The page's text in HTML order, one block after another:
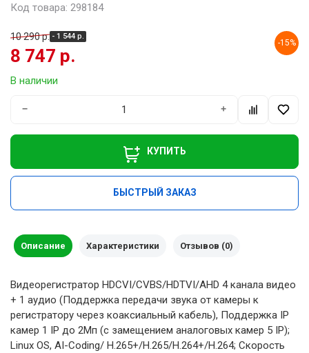
Код товара: 298184
10 290 р. - 1 544 р.
8 747 р.
-15%
В наличии
− +
КУПИТЬ
БЫСТРЫЙ ЗАКАЗ
Описание Характеристики Отзывов (0)
Видеорегистратор HDCVI/CVBS/HDTVI/AHD 4 канала видео
+ 1 аудио (Поддержка передачи звука от камеры к
регистратору через коаксиальный кабель), Поддержка IP
камер 1 IP до 2Мп (с замещением аналоговых камер 5 IP);
Linux OS, AI-Coding/ H.265+/H.265/H.264+/H.264; Скорость